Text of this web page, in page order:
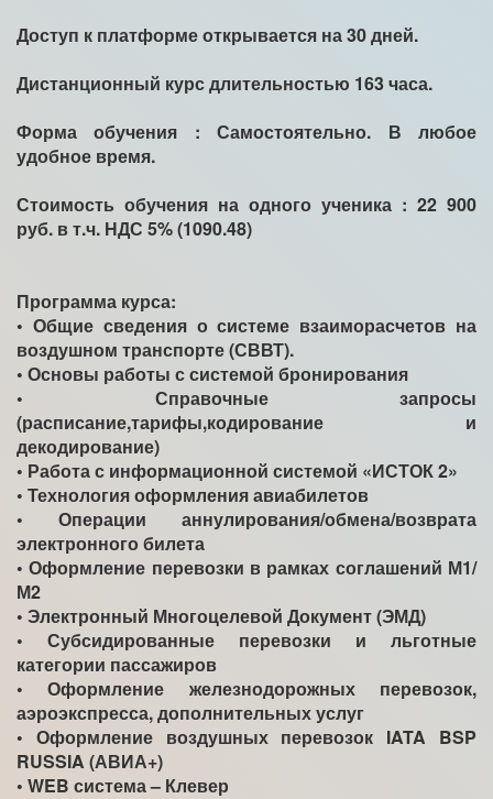
Доступ к платформе открывается на 30 дней.
Дистанционный курс длительностью 163 часа.
Форма обучения : Самостоятельно. В любое
удобное время.
Стоимость обучения на одного ученика : 22 900
руб. в т.ч. НДС 5% (1090.48)
Программа курса:
• Общие сведения о системе взаиморасчетов на
воздушном транспорте (СВВТ).
• Основы работы с системой бронирования
• Справочные запросы
(расписание,тарифы,кодирование и
декодирование)
• Работа с информационной системой «ИСТОК 2»
• Технология оформления авиабилетов
• Операции аннулирования/обмена/возврата
электронного билета
• Оформление перевозки в рамках соглашений М1/
М2
• Электронный Многоцелевой Документ (ЭМД)
• Субсидированные перевозки и льготные
категории пассажиров
• Оформление железнодорожных перевозок,
аэроэкспресса, дополнительных услуг
• Оформление воздушных перевозок IATA BSP
RUSSIA (АВИА+)
• WEB система – Клевер